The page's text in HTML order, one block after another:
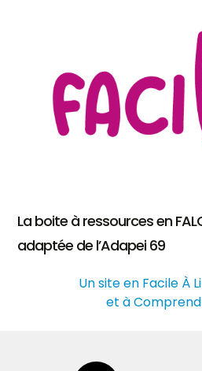
La boite à ressources en
adaptée de l’Adapei 69
Un site en Facile À
et à